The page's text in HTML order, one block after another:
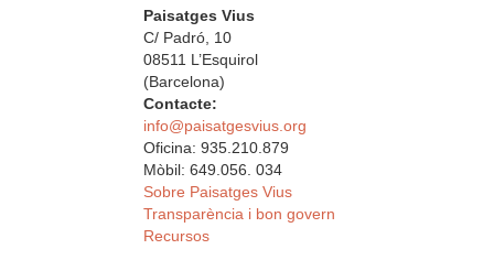
Paisatges Vius
C/ Padró, 10
08511 L’Esquirol
(Barcelona)
Contacte:
info@paisatgesvius.org
Oficina: 935.210.879
Mòbil: 649.056. 034
Sobre Paisatges Vius
Transparència i bon govern
Recursos